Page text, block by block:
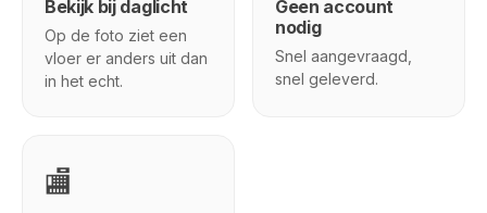
Bekijk bij daglicht
Op de foto ziet een
vloer er anders uit dan
in het echt.
Geen account
nodig
Snel aangevraagd,
snel geleverd.
🏬